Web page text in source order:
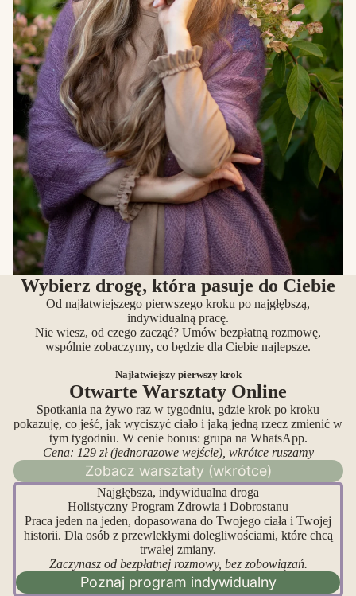
Wybierz drogę, która pasuje do Ciebie
Od najłatwiejszego pierwszego kroku po najgłębszą,
indywidualną pracę.
Nie wiesz, od czego zacząć? Umów bezpłatną rozmowę,
wspólnie zobaczymy, co będzie dla Ciebie najlepsze.
Najłatwiejszy pierwszy krok
Otwarte Warsztaty Online
Spotkania na żywo raz w tygodniu, gdzie krok po kroku
pokazuję, co jeść, jak wyciszyć ciało i jaką jedną rzecz zmienić w
tym tygodniu. W cenie bonus: grupa na WhatsApp.
Cena: 129 zł (jednorazowe wejście), wkrótce ruszamy
Zobacz warsztaty (wkrótce)
Najgłębsza, indywidualna droga
Holistyczny Program Zdrowia i Dobrostanu
Praca jeden na jeden, dopasowana do Twojego ciała i Twojej
historii. Dla osób z przewlekłymi dolegliwościami, które chcą
trwałej zmiany.
Zaczynasz od bezpłatnej rozmowy, bez zobowiązań.
Poznaj program indywidualny